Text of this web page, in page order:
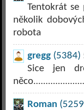
Tentokrát se
několik
robota
gregg (5384)
Sice jen
Roman